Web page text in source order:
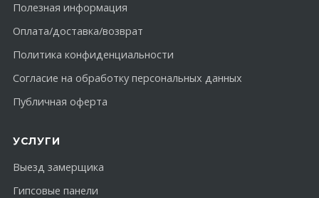
Полезная информация
Оплата/доставка/возврат
Политика конфиденциальности
Согласие на обработку персональных данных
Публичная оферта
УСЛУГИ
Выезд замерщика
Гипсовые панели